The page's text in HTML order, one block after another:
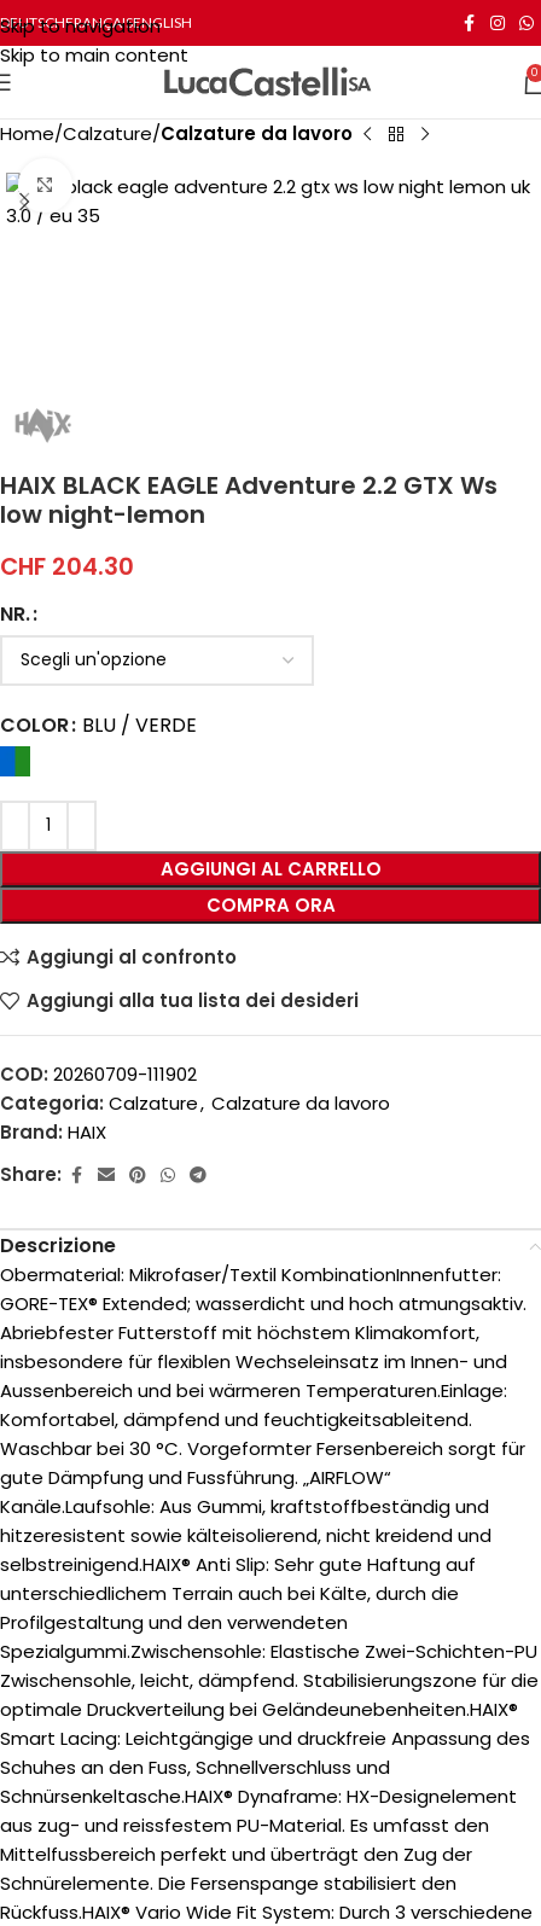
Skip to navigation
Skip to main content
DEUTSCHFRANÇAISENGLISH
0
Home Calzature Calzature da lavoro
Click to enlarge
HAIX BLACK EAGLE Adventure 2.2 GTX Ws
low night-lemon
CHF 204.30
NR.
COLOR BLU / VERDE
AGGIUNGI AL CARRELLO
COMPRA ORA
Aggiungi al confronto
Aggiungi alla tua lista dei desideri
COD: 20260709-111902
Categoria: Calzature, Calzature da lavoro
Brand: HAIX
Share:
Descrizione
Obermaterial: Mikrofaser/Textil KombinationInnenfutter:
GORE-TEX® Extended; wasserdicht und hoch atmungsaktiv.
Abriebfester Futterstoff mit höchstem Klimakomfort,
insbesondere für flexiblen Wechseleinsatz im Innen- und
Aussenbereich und bei wärmeren Temperaturen.Einlage:
Komfortabel, dämpfend und feuchtigkeitsableitend.
Waschbar bei 30 °C. Vorgeformter Fersenbereich sorgt für
gute Dämpfung und Fussführung. „AIRFLOW“
Kanäle.Laufsohle: Aus Gummi, kraftstoffbeständig und
hitzeresistent sowie kälteisolierend, nicht kreidend und
selbstreinigend.HAIX® Anti Slip: Sehr gute Haftung auf
unterschiedlichem Terrain auch bei Kälte, durch die
Profilgestaltung und den verwendeten
Spezialgummi.Zwischensohle: Elastische Zwei-Schichten-PU
Zwischensohle, leicht, dämpfend. Stabilisierungszone für die
optimale Druckverteilung bei Geländeunebenheiten.HAIX®
Smart Lacing: Leichtgängige und druckfreie Anpassung des
Schuhes an den Fuss, Schnellverschluss und
Schnürsenkeltasche.HAIX® Dynaframe: HX-Designelement
aus zug- und reissfestem PU-Material. Es umfasst den
Mittelfussbereich perfekt und überträgt den Zug der
Schnürelemente. Die Fersenspange stabilisiert den
Rückfuss.HAIX® Vario Wide Fit System: Durch 3 verschiedene